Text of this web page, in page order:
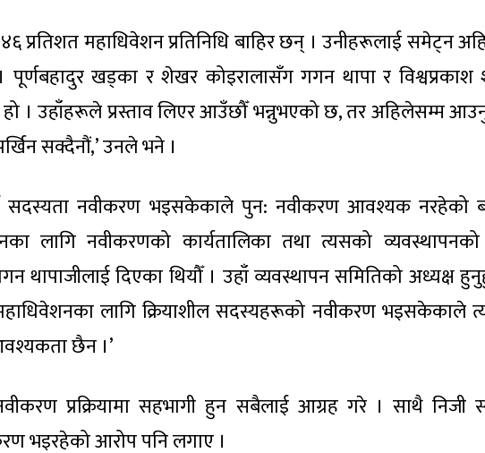
प्रतिशत महाधिवेशन प्रतिनिधि बाहिर छन् । उनीहरूलाई समेट्न
खड्का र शेखर कोइरालासँग गगन थापा र विश्वप्रकाश
हो । उहाँहरूले प्रस्ताव लिएर आउँछौँ भन्नुभएको छ, तर अहिलेसम्म
सक्दैनौं,’ उनले भने ।
सदस्यता नवीकरण भइसकेकाले पुन: नवीकरण आवश्यक नरहेको
लागि नवीकरणको कार्यतालिका तथा त्यसको व्यवस्थापनको
थापाजीलाई दिएका थियौँ । उहाँ व्यवस्थापन समितिको अध्यक्ष
लागि क्रियाशील सदस्यहरूको नवीकरण भइसकेकाले
छैन ।’
प्रक्रियामा सहभागी हुन सबैलाई आग्रह गरे । साथै निजी
भइरहेको आरोप पनि लगाए ।